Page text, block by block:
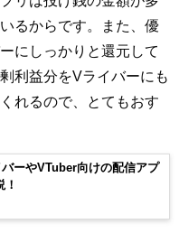
るからです。また、優
にしっかりと還元して
利益分をVライバーにも
れるので、とてもおす
バーやVTuber向けの配信アプ